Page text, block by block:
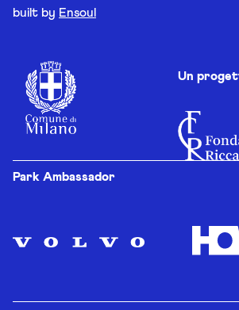
built by Ensoul
Un
Park Ambassador